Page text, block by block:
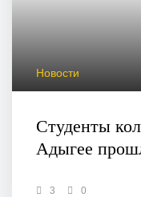
Новости
Студенты
Адыгее
3 0